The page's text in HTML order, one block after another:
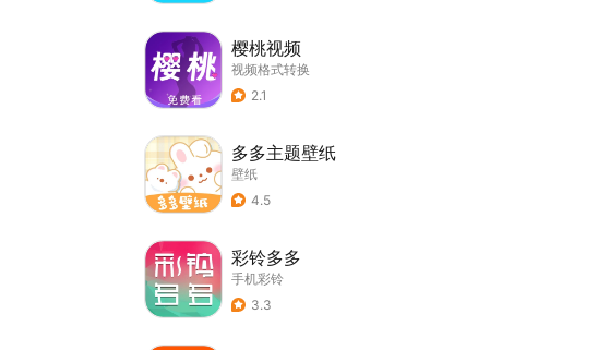
樱桃视频
视频格式转换
2.1
多多主题壁纸
壁纸
4.5
彩铃多多
手机彩铃
3.3